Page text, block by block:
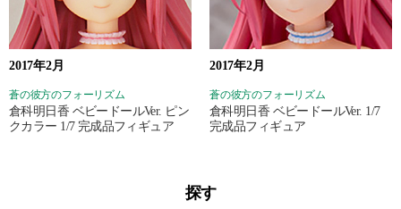
2017年2月
蒼の彼方のフォーリズム
倉科明日香 ベビードールVer. ピン
クカラー 1/7 完成品フィギュア
2017年2月
蒼の彼方のフォーリズム
倉科明日香 ベビードールVer. 1/7
完成品フィギュア
探す